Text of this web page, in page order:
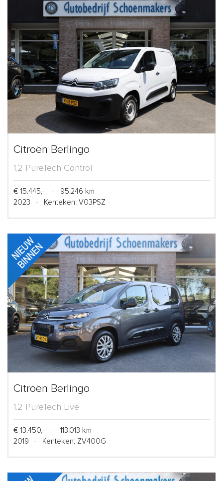
Citroën Berlingo
1.2 PureTech Control
€ 15.445,- -
95.246 km
2023
- Kenteken: V03PSZ
Citroën Berlingo
1.2 PureTech Live
€ 13.450,- -
113.013 km
2019
- Kenteken: ZV400G